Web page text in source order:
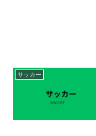
サッカー